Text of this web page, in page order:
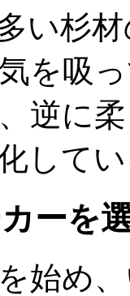
い杉
を吸
逆に
して
ーを
始め